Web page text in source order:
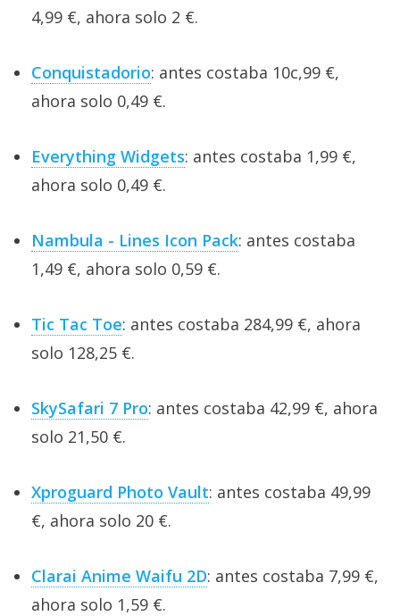
4,99 €, ahora solo 2 €.
Conquistadorio: antes costaba 10c,99 €,
ahora solo 0,49 €.
Everything Widgets: antes costaba 1,99 €,
ahora solo 0,49 €.
Nambula - Lines Icon Pack: antes costaba
1,49 €, ahora solo 0,59 €.
Tic Tac Toe: antes costaba 284,99 €, ahora
solo 128,25 €.
SkySafari 7 Pro: antes costaba 42,99 €, ahora
solo 21,50 €.
Xproguard Photo Vault: antes costaba 49,99
€, ahora solo 20 €.
Clarai Anime Waifu 2D: antes costaba 7,99 €,
ahora solo 1,59 €.